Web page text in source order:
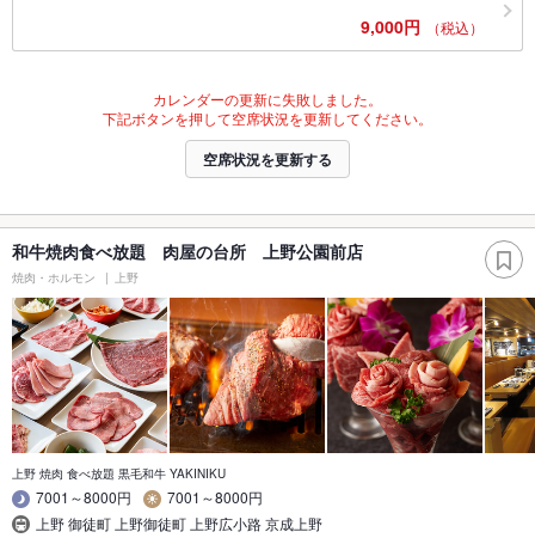
9,000円 （税込）
カレンダーの更新に失敗しました。
下記ボタンを押して空席状況を更新してください。
空席状況を更新する
和牛焼肉食べ放題 肉屋の台所 上野公園前店
焼肉・ホルモン 上野
上野 焼肉 食べ放題 黒毛和牛 YAKINIKU
7001～8000円
7001～8000円
上野 御徒町 上野御徒町 上野広小路 京成上野